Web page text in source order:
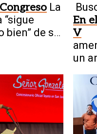
La
bien” de su
En
V
un